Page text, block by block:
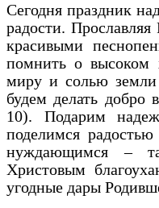
Сегодня праздник
радости.
красивыми
помнить о высоком
миру и солью
будем делать добро
10). Подарим
поделимся
нуждающимся –
Христовым
угодные дары